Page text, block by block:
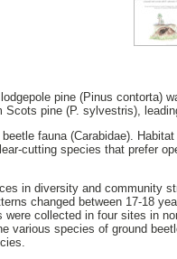
pine (Pinus contorta)
Scots pine (P. sylvestris),
fauna (Carabidae).
cutting species that prefer
in diversity and community
changed between 17-18
collected in four sites in
various species of ground